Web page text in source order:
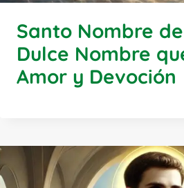
Santo Nombre
Dulce Nombre
Amor y Devoción